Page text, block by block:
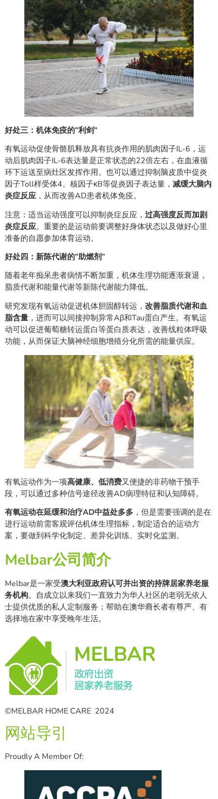
好处三：机体免疫的”利剑”
有氧运动促使骨骼肌释放具有抗炎作用的肌肉因子IL-6，运
动后肌肉因子IL-6表达量是正常状态的22倍左右，在血液循
环下运送至病灶区发挥作用。也可以通过抑制脑皮质中促炎
因子Toll样受体4、核因子κB等促炎因子表达量， 减缓大脑内
炎症反应 ，从而改善AD患者机体免疫。
注意：适当运动强度可以抑制炎症反应， 过高强度反而加剧
炎症反应。重要的是运动前要调整好身体状态以及做好心里
准备的自愿参加体育运动。
好处四：新陈代谢的”助燃剂”
随着老年痴呆患者病情不断加重，机体生理功能逐渐衰退，
脂质代谢和能量代谢等新陈代谢能力降低。
研究发现有氧运动促进机体胆固醇转运， 改善脂质代谢和血
脂含量 ，进而可以间接抑制异常Aβ和Tau蛋白产生。有氧运
动可以促进葡萄糖转运蛋白等蛋白质表达，改善线粒体呼吸
功能，从而保证大脑神经细胞增殖分化所需的能量供应。
有氧运动作为一项高健康、低消费又便捷的非药物干预手
段，可以通过多种信号途径改善AD病理特征和认知障碍。
有氧运动在延缓和治疗AD中益处多多 ，但是需要强调的是在
进行运动前需客观评估机体生理指标，制定适合的运动方
案，要做到科学化制定、差异化训练、实时化监测。
Melbar公司简介
Melbar是一家受澳大利亚政府认可并出资的持牌居家养老服
务机构。自成立以来我们一直致力为华人社区的老弱无依人
士提供优质的私人定制服务；帮助在澳华裔长者有尊严、有
选择地在家中享受晚年生活。
©MELBAR HOME CARE 2024
网站导引
Proudly A Member Of: